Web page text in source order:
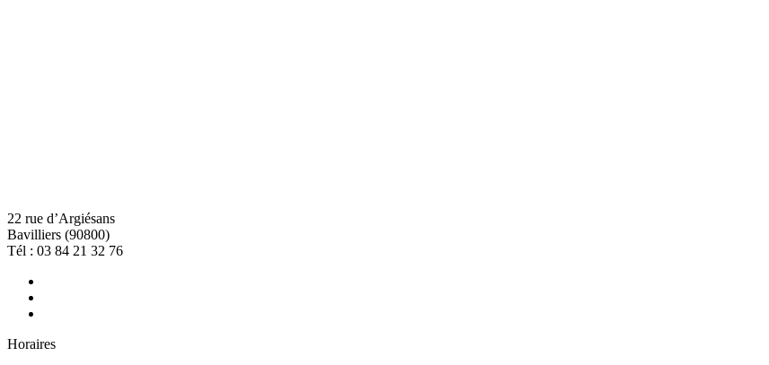
22 rue d’Argiésans
Bavilliers (90800)
Tél : 03 84 21 32 76
Horaires